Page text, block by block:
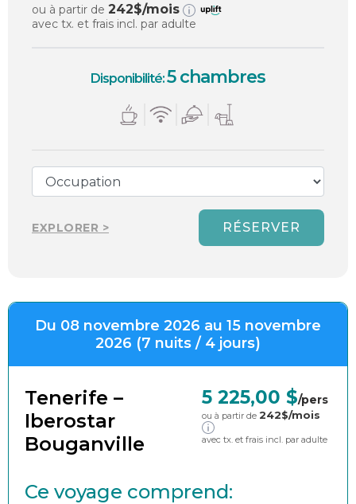
ou à partir de 242$/mois
avec tx. et frais incl. par adulte
Disponibilité:5 chambres
EXPLORER > RÉSERVER
Du 08 novembre 2026 au 15 novembre
2026 (7 nuits / 4 jours)
Tenerife –
Iberostar
Bouganville
5 225,00 $/pers
ou à partir de 242$/mois
avec tx. et frais incl. par adulte
Ce voyage comprend: